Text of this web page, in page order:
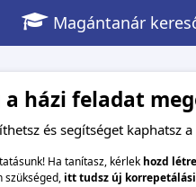
Magántanár
a házi feladat
és segítséget kaphatsz
Ha tanítasz, kérlek hozd
szükséged, itt tudsz új